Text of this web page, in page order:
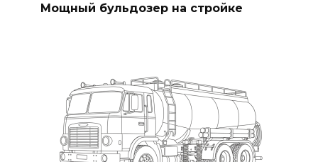
Мощный бульдозер на стройке